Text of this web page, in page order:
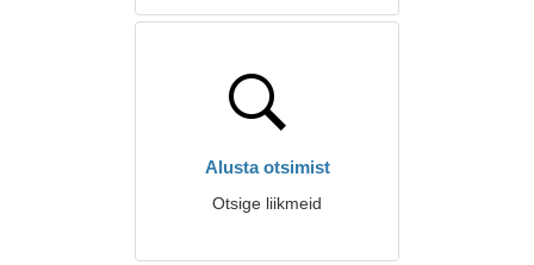
Alusta otsimist
Otsige liikmeid